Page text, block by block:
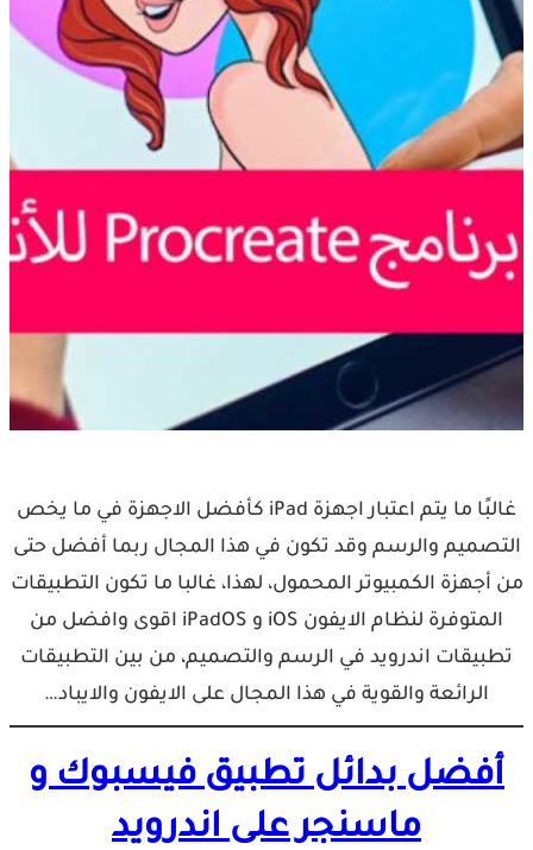
غالبًا ما يتم اعتبار اجهزة iPad كأفضل الاجهزة في ما يخص
التصميم والرسم وقد تكون في هذا المجال ربما أفضل حتى
من أجهزة الكمبيوتر المحمول، لهذا، غالبا ما تكون التطبيقات
المتوفرة لنظام الايفون iOS و iPadOS اقوى وافضل من
تطبيقات اندرويد في الرسم والتصميم، من بين التطبيقات
الرائعة والقوية في هذا المجال على الايفون والايباد…
أفضل بدائل تطبيق فيسبوك و
ماسنجر على اندرويد